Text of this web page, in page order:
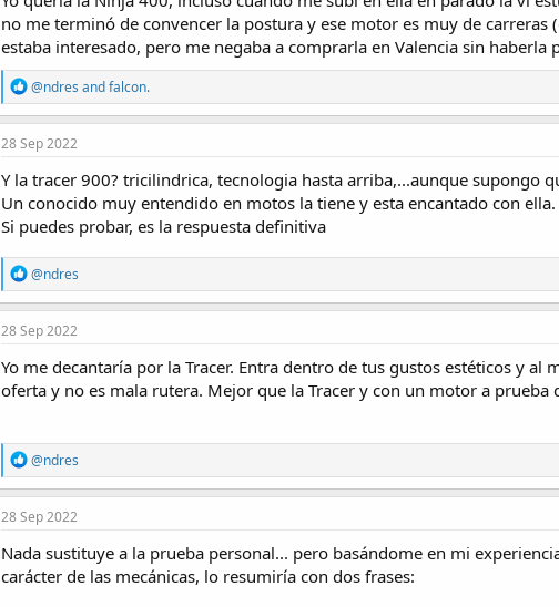
no me terminó de convencer la postura y ese motor es muy de
estaba interesado, pero me negaba a comprarla en Valencia sin haberla
R
e
a
c
i
o
n
s
@ndres andfalcon.
28 Sep 2022
Y la tracer 900? tricilindrica, tecnologia hasta arriba,...aunque supongo
Un conocido muy entendido en motos la tiene y esta encantado con ella.
Si puedes probar, es la respuesta definitiva
R
e
a
c
i
o
n
@ndres
28 Sep 2022
Yo me decantaría por la Tracer. Entra dentro de tus gustos estéticos y
oferta y no es mala rutera. Mejor que la Tracer y con un motor a prueba
R
e
a
c
i
o
n
@ndres
28 Sep 2022
Nada sustituye a la prueba personal... pero basándome en mi
carácter de las mecánicas, lo resumiría con dos frases: